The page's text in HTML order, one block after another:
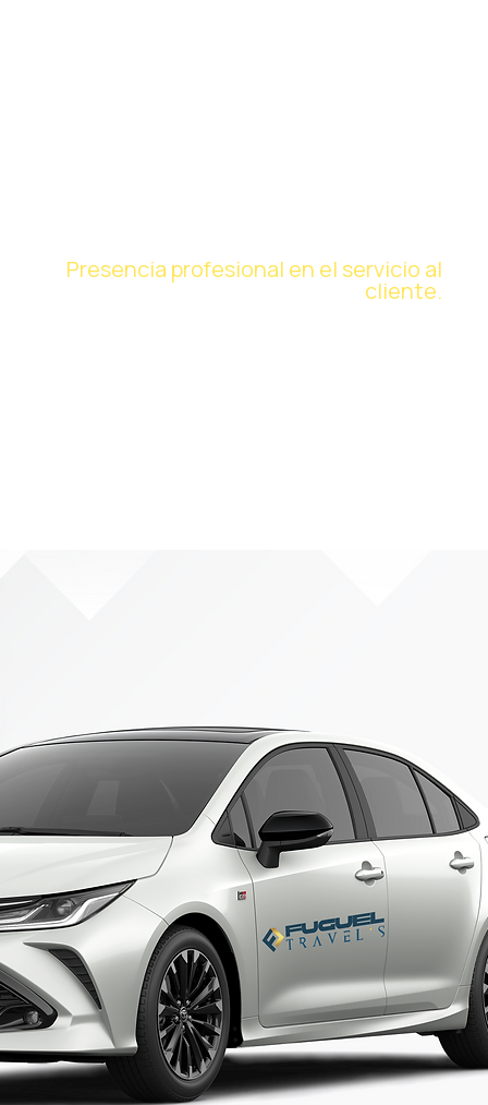
Presencia profesional en el servicio al
cliente.